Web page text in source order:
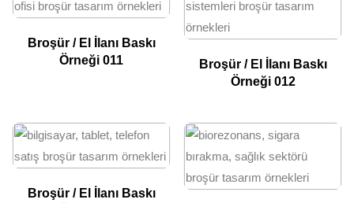
Broşür / El İlanı Baskı
Örneği 011
Broşür / El İlanı Baskı
Örneği 012
Broşür / El İlanı Baskı